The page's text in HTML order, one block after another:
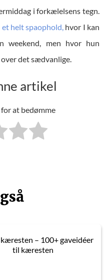
i forkælelsens tegn.
et helt spaophold, hvor I kan
weekend, men hvor hun
det sædvanlige.
artikel
at bedømme
– 100+ gaveidéer
til kæresten